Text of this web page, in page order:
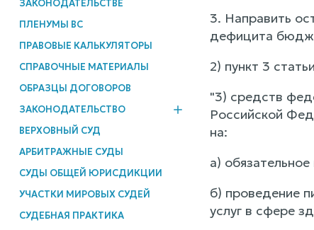
ЗАКОНОДАТЕЛЬСТВЕ
ПЛЕНУМЫ ВС
ПРАВОВЫЕ КАЛЬКУЛЯТОРЫ
СПРАВОЧНЫЕ МАТЕРИАЛЫ
ОБРАЗЦЫ ДОГОВОРОВ
ЗАКОНОДАТЕЛЬСТВО
ВЕРХОВНЫЙ СУД
АРБИТРАЖНЫЕ СУДЫ
СУДЫ ОБЩЕЙ ЮРИСДИКЦИИ
УЧАСТКИ МИРОВЫХ СУДЕЙ
СУДЕБНАЯ ПРАКТИКА
3. Направить
дефицита
2) пункт 3
"3) средств
Российской
на:
а)
б) проведение
услуг в сфере